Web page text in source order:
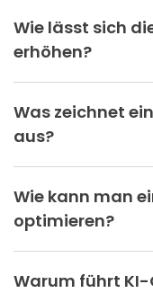
Wie lässt sich
erhöhen?
Was zeichnet
aus?
Wie kann man
optimieren?
Warum führt